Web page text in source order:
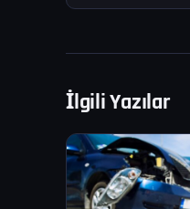
İlgili Yazılar